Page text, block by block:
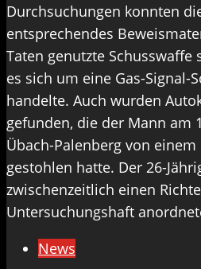
Durchsuchungen konnten
entsprechendes
Taten genutzte Schusswaffe
es sich um eine Gas-Signal-
handelte. Auch wurden
gefunden, die der Mann am
Übach-Palenberg von einem
gestohlen hatte. Der 26-
zwischenzeitlich einen
Untersuchungshaft
News